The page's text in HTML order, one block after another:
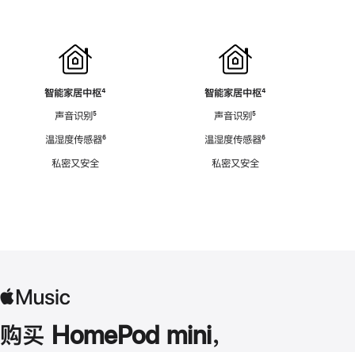
智能家居中枢脚
⁴
声音识别脚
⁵
温湿度传感器脚
⁶
私密又安全
智能家居中枢脚
⁴
声音识别脚
⁵
温湿度传感器脚
⁶
私密又安全
购买 HomePod mini，